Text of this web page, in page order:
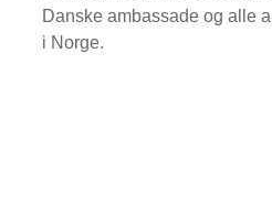
Danske ambassade og alle
i Norge.